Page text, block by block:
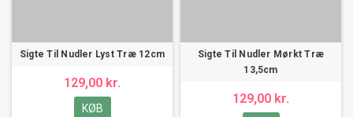
Sigte Til Nudler Lyst Træ 12cm
129,00 kr.
KØB
Sigte Til Nudler Mørkt Træ
13,5cm
129,00 kr.